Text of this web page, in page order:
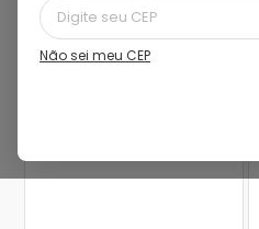
Não sei meu CEP
18%